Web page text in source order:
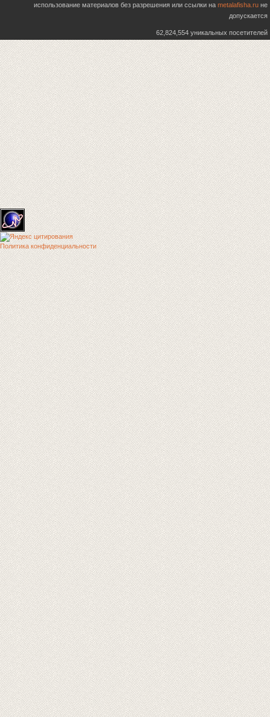
использование материалов без разрешения или ссылки на metalafisha.ru не
допускается
62,824,554 уникальных посетителей
Политика конфиденциальности